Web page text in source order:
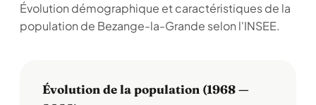
Évolution démographique et caractéristiques de la
population de Bezange-la-Grande selon l'INSEE.
Évolution de la population (1968 —